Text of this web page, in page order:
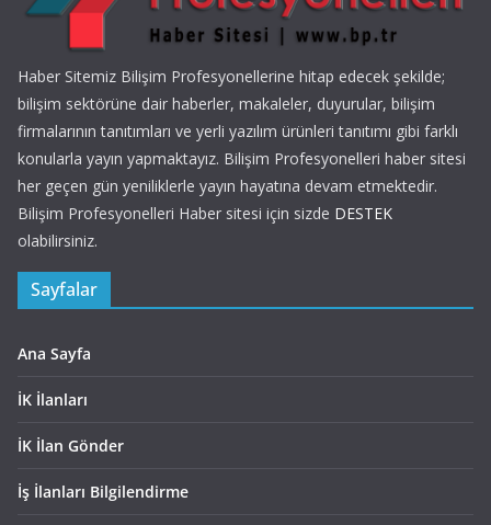
Haber Sitemiz Bilişim Profesyonellerine hitap edecek şekilde;
bilişim sektörüne dair haberler, makaleler, duyurular, bilişim
firmalarının tanıtımları ve yerli yazılım ürünleri tanıtımı gibi farklı
konularla yayın yapmaktayız. Bilişim Profesyonelleri haber sitesi
her geçen gün yeniliklerle yayın hayatına devam etmektedir.
Bilişim Profesyonelleri Haber sitesi için sizde DESTEK
olabilirsiniz.
Sayfalar
Ana Sayfa
İK İlanları
İK İlan Gönder
İş İlanları Bilgilendirme